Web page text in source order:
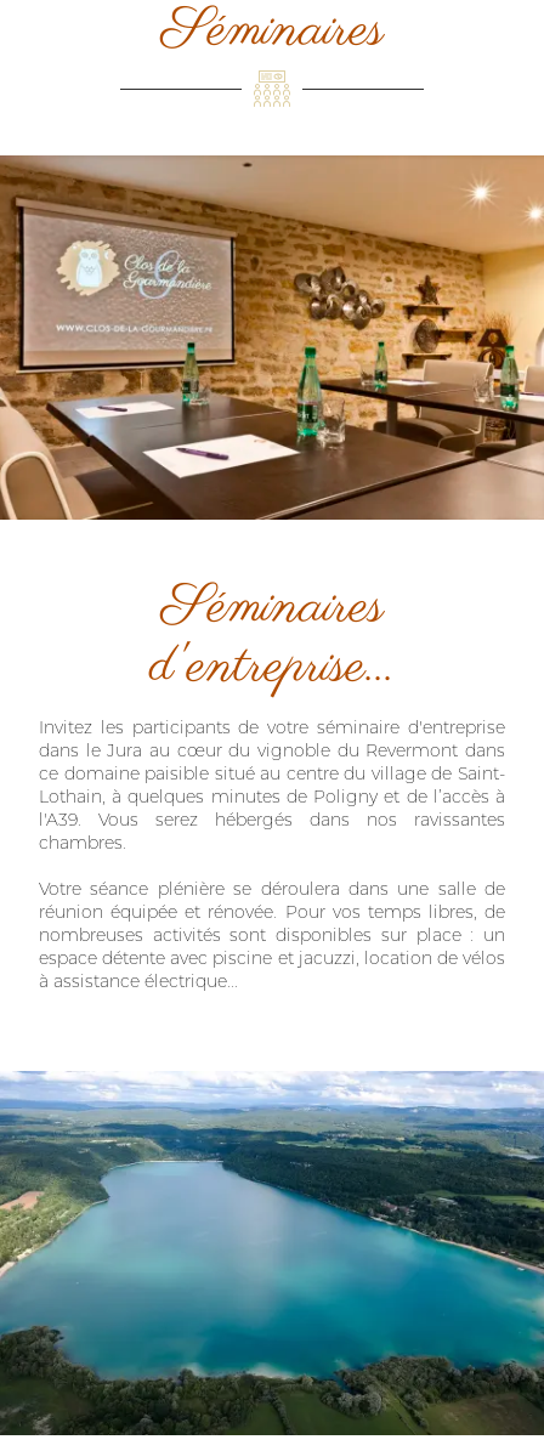
Séminaires
Séminaires
d'entreprise...
Invitez les participants de votre séminaire d'entreprise
dans le Jura au cœur du vignoble du Revermont dans
ce domaine paisible situé au centre du village de Saint-
Lothain, à quelques minutes de Poligny et de l’accès à
l'A39. Vous serez hébergés dans nos ravissantes
chambres.
Votre séance plénière se déroulera dans une salle de
réunion équipée et rénovée. Pour vos temps libres, de
nombreuses activités sont disponibles sur place : un
espace détente avec piscine et jacuzzi, location de vélos
à assistance électrique...